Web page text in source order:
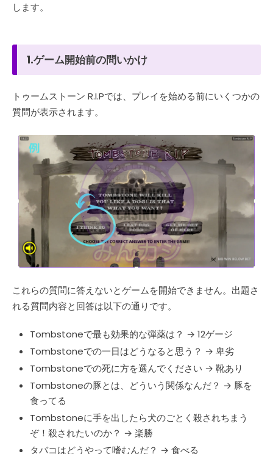
します。
1.ゲーム開始前の問いかけ
トゥームストーン R.I.Pでは、プレイを始める前にいくつかの
質問が表示されます。
これらの質問に答えないとゲームを開始できません。出題さ
れる質問内容と回答は以下の通りです。
Tombstoneで最も効果的な弾薬は？ → 12ゲージ
Tombstoneでの一日はどうなると思う？ → 卑劣
Tombstoneでの死に方を選んでください → 靴あり
Tombstoneの豚とは、どういう関係なんだ？ → 豚を
食ってる
Tombstoneに手を出したら犬のごとく殺されちまう
ぞ！殺されたいのか？ → 楽勝
タバコはどうやって嗜むんだ？ → 食べる